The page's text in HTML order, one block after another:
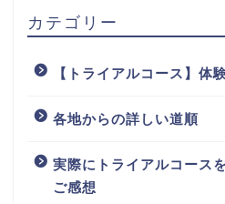
カテゴリー
【トライアルコース】体
各地からの詳しい道順
実際にトライアルコース
ご感想